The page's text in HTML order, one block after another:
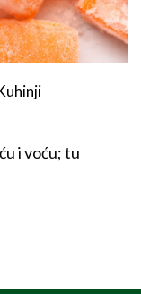
i voću; tu